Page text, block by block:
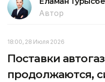
Автор
18:00, 28 Июля 2026
Поставки
продолжаются,